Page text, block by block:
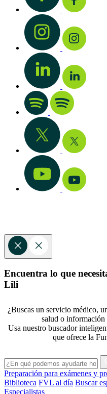
Encuentra lo que
Lili
¿Buscas un servicio médico,
salud o información
Usa nuestro buscador
que ofrece la
Preparación para exámenes y
Biblioteca FVL al día Buscar
Especialistas